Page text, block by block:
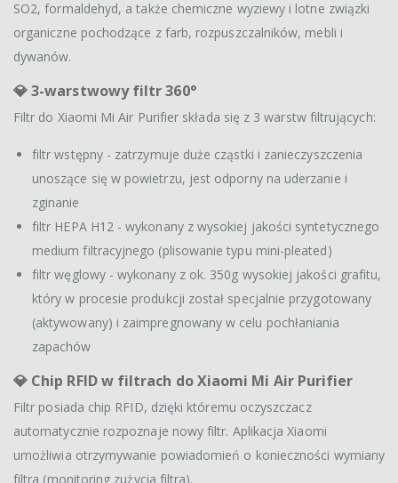
SO2, formaldehyd, a także chemiczne wyziewy i lotne związki
organiczne pochodzące z farb, rozpuszczalników, mebli i
dywanów.
💎 3-warstwowy filtr 360°
Filtr do Xiaomi Mi Air Purifier składa się z 3 warstw filtrujących:
filtr wstępny - zatrzymuje duże cząstki i zanieczyszczenia
unoszące się w powietrzu, jest odporny na uderzanie i
zginanie
filtr HEPA H12 - wykonany z wysokiej jakości syntetycznego
medium filtracyjnego (plisowanie typu mini-pleated)
filtr węglowy - wykonany z ok. 350g wysokiej jakości grafitu,
który w procesie produkcji został specjalnie przygotowany
(aktywowany) i zaimpregnowany w celu pochłaniania
zapachów
💎 Chip RFID w filtrach do Xiaomi Mi Air Purifier
Filtr posiada chip RFID, dzięki któremu oczyszczacz
automatycznie rozpoznaje nowy filtr. Aplikacja Xiaomi
umożliwia otrzymywanie powiadomień o konieczności wymiany
filtra (monitoring zużycia filtra).